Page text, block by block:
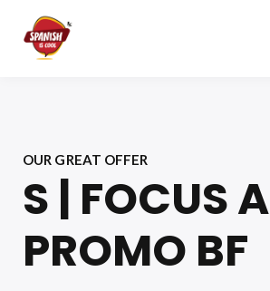
OUR GREAT OFFER
S | FOCUS A
PROMO BF